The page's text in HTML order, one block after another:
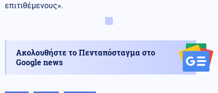
επιτιθέμενους».
Ακολουθήστε το Πενταπόσταγμα στο
Google news